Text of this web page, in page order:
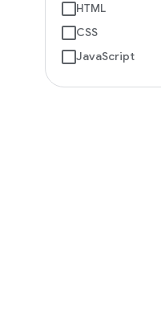
HTML
CSS
JavaScript